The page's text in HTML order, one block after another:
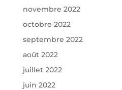
novembre 2022
octobre 2022
septembre 2022
août 2022
juillet 2022
juin 2022